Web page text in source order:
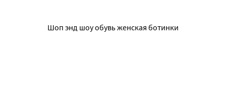
Шоп энд шоу обувь женская ботинки